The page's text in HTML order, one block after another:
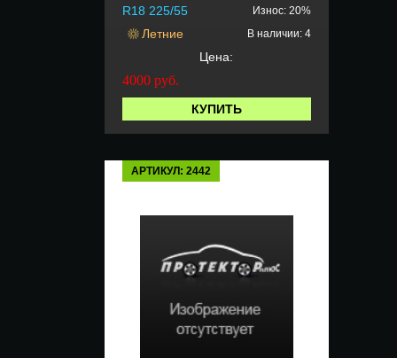
R18 225/55 Износ: 20%
Летние В наличии: 4
Цена:
4000 руб.
КУПИТЬ
АРТИКУЛ: 2442